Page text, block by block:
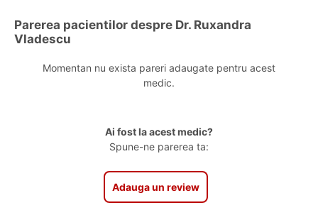
Parerea pacientilor despre Dr. Ruxandra
Vladescu
Momentan nu exista pareri adaugate pentru acest
medic.
Ai fost la acest medic?
Spune-ne parerea ta:
Adauga un review